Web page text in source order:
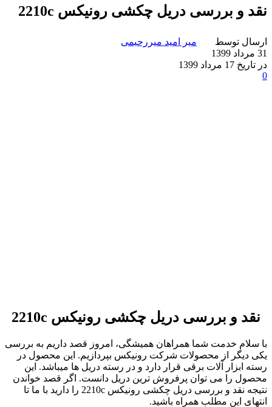
نقد و بررسی دریل چکشی رونیکس 2210c
ارسال توسط
میر امید میررحیمی
31 مرداد 1399
در تاریخ 17 مرداد 1399
0
نقد و بررسی دریل چکشی رونیکس 2210c
با سلام خدمت شما همراهان همیشگی، امروز قصد داریم به بررسی
یکی دیگر از محصولات شرکت رونیکس بپردازیم. این محصول در
رسته ابزار آلات برقی قرار دارد و در رسته دریل ها میباشد. این
محصول را می توان پرفروش ترین دریل دانست. اگر قصد خواندن
نتیجه نقد و بررسی دریل چکشی رونیکس 2210c را دارید با ما تا
انتهای این مطلب همراه باشید.